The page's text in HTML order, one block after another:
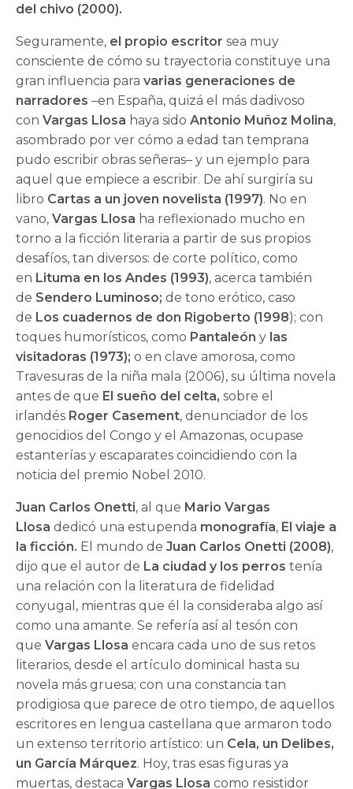
del chivo (2000).
Seguramente, el propio escritor sea muy
consciente de cómo su trayectoria constituye una
gran influencia para varias generaciones de
narradores –en España, quizá el más dadivoso
conVargas Llosa haya sido Antonio Muñoz Molina,
asombrado por ver cómo a edad tan temprana
pudo escribir obras señeras– y un ejemplo para
aquel que empiece a escribir. De ahí surgiría su
libro Cartas a un joven novelista (1997). No en
vano,Vargas Llosa ha reflexionado mucho en
torno a la ficción literaria a partir de sus propios
desafíos, tan diversos: de corte político, como
en Lituma en los Andes (1993), acerca también
de Sendero Luminoso; de tono erótico, caso
de Los cuadernos de don Rigoberto (1998); con
toques humorísticos, como Pantaleón y las
visitadoras (1973); o en clave amorosa, como
Travesuras de la niña mala (2006), su última novela
antes de que El sueño del celta, sobre el
irlandés Roger Casement, denunciador de los
genocidios del Congo y el Amazonas, ocupase
estanterías y escaparates coincidiendo con la
noticia del premio Nobel 2010.
Juan Carlos Onetti, al que Mario Vargas
Llosa dedicó una estupenda monografía, El viaje a
la ficción. El mundo deJuan Carlos Onetti (2008),
dijo que el autor de La ciudad y los perros tenía
una relación con la literatura de fidelidad
conyugal, mientras que él la consideraba algo así
como una amante. Se refería así al tesón con
que Vargas Llosa encara cada uno de sus retos
literarios, desde el artículo dominical hasta su
novela más gruesa; con una constancia tan
prodigiosa que parece de otro tiempo, de aquellos
escritores en lengua castellana que armaron todo
un extenso territorio artístico: un Cela, un Delibes,
un García Márquez. Hoy, tras esas figuras ya
muertas, destacaVargas Llosa como resistidor